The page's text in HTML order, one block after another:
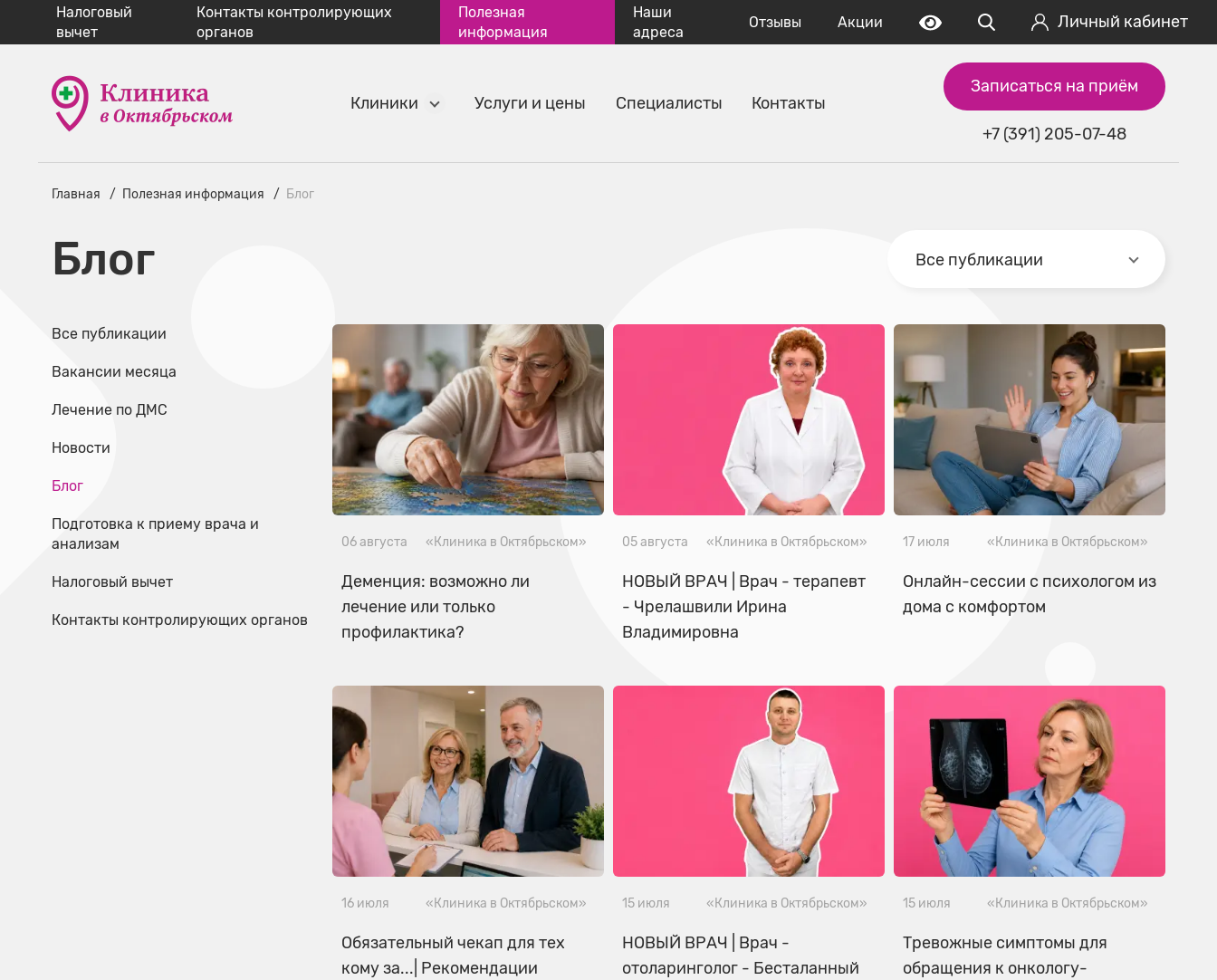
Налоговый
вычет
Контакты контролирующих
органов
Полезная
информация
Наши
адреса
Отзывы Акции Личный кабинет
Клиники Услуги и цены Специалисты
Контакты
+7 (391) 205-07-48
Записаться на приём
Главная Полезная информация Блог
Блог Все публикации
Все публикации
Вакансии месяца
Лечение по ДМС
Новости
Блог
Подготовка к приему врача и
анализам
Налоговый вычет
Контакты контролирующих органов
06 августа «Клиника в Октябрьском»
Деменция: возможно ли
лечение или только
профилактика?
05 августа «Клиника в Октябрьском»
НОВЫЙ ВРАЧ | Врач - терапевт
- Чрелашвили Ирина
Владимировна
17 июля «Клиника в Октябрьском»
Онлайн-сессии с психологом из
дома с комфортом
16 июля «Клиника в Октябрьском»
Обязательный чекап для тех
кому за...| Рекомендации
15 июля «Клиника в Октябрьском»
НОВЫЙ ВРАЧ | Врач -
отоларинголог - Бесталанный
15 июля «Клиника в Октябрьском»
Тревожные симптомы для
обращения к онкологу-